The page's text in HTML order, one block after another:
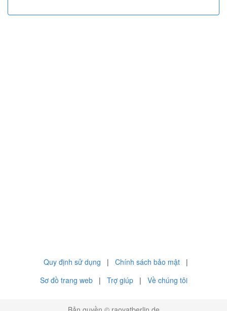
Quy định sử dụng | Chính sách bảo mật
|
Sơ đồ trang web
| Trợ giúp | Về chúng tôi